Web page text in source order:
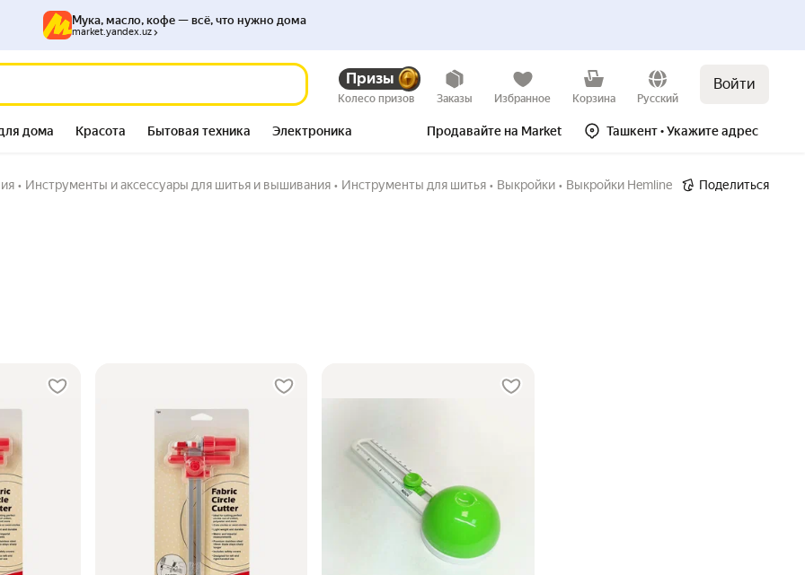
Призы
Колесо призов Заказы Избранное Корзина Русский
Войти
дома Красота Бытовая техника Электроника Продавайте на Market Ташкент• Укажите адрес
Мука, масло, кофе — всё, что нужно дома
market.yandex.uz
• Инструменты и аксессуары для шитья и вышивания • Инструменты для шитья • Выкройки • Выкройки Hemline Поделиться